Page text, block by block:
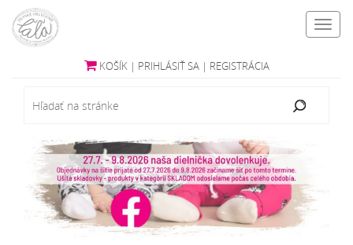
KOŠÍK | PRIHLÁSIŤ SA | REGISTRÁCIA